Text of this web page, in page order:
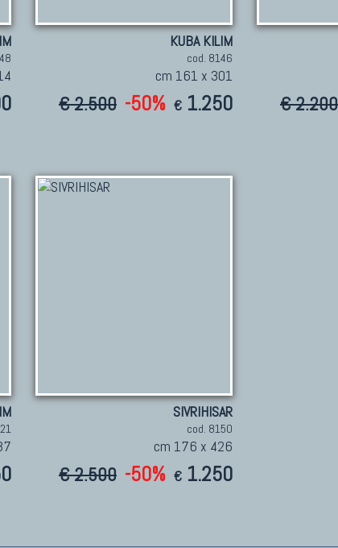
KUBA KILIM
cod. 8146
cm 161 x 301
€ 2.500 -50% € 1.250 € 2.200
SIVRIHISAR
cod. 8150
cm 176 x 426
€ 2.500 -50% € 1.250